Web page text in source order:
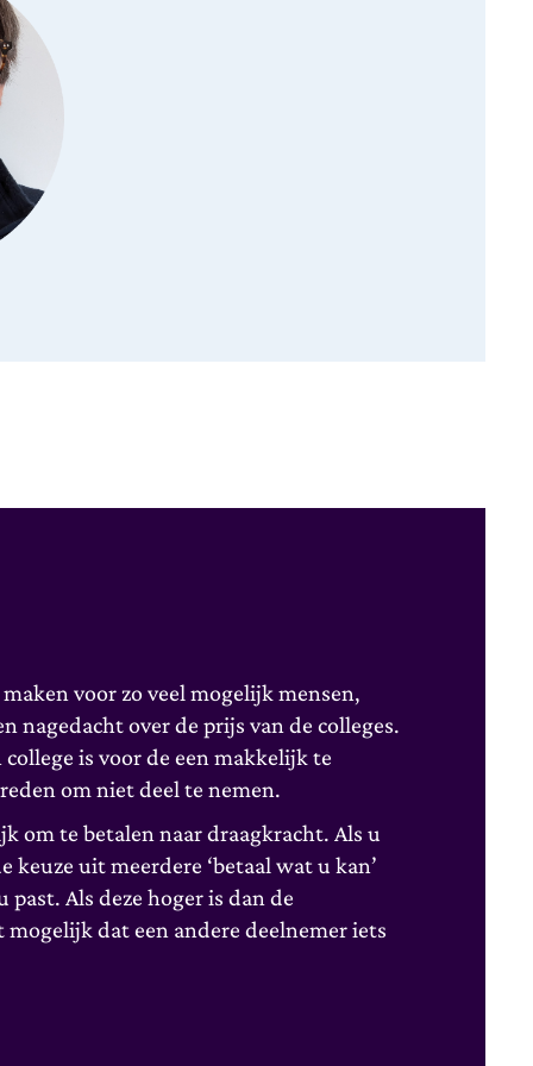
voor zo veel mogelijk mensen,
nagedacht over de prijs van de colleges.
is voor de een makkelijk te
om niet deel te nemen.
om te betalen naar draagkracht. Als u
keuze uit meerdere ‘betaal wat u kan’
past. Als deze hoger is dan de
dat een andere deelnemer iets